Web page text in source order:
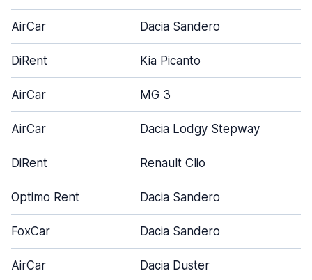
AirCar Dacia Sandero
DiRent Kia Picanto
AirCar MG 3
AirCar Dacia Lodgy Stepway
DiRent Renault Clio
Optimo Rent Dacia Sandero
FoxCar Dacia Sandero
AirCar Dacia Duster